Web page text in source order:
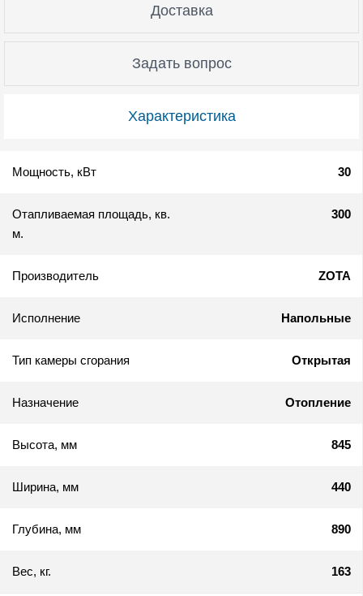
Характеристика
Доставка
Задать вопрос
Мощность, кВт 30
Отапливаемая площадь, кв.
м.
300
Производитель ZOTA
Исполнение Напольные
Тип камеры сгорания Открытая
Назначение Отопление
Высота, мм 845
Ширина, мм 440
Глубина, мм 890
Вес, кг. 163